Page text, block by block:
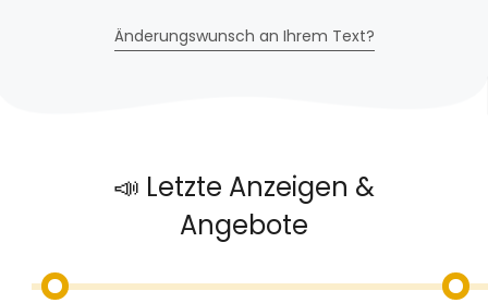
Änderungswunsch an Ihrem Text?